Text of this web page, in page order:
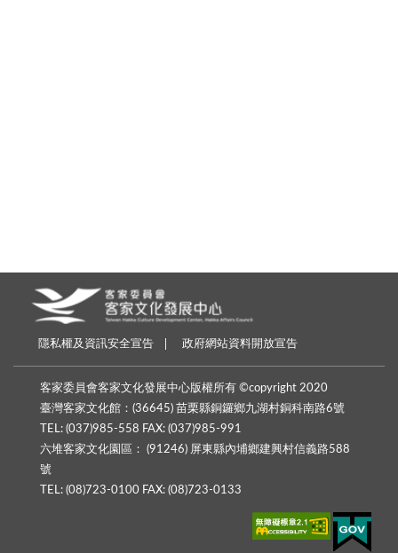
隱私權及資訊安全宣告 政府網站資料開放宣告
客家委員會客家文化發展中心版權所有 ©copyright 2020
臺灣客家文化館：(36645) 苗栗縣銅鑼鄉九湖村銅科南路6號
TEL: (037)985-558 FAX: (037)985-991
六堆客家文化園區： (91246) 屏東縣內埔鄉建興村信義路588
號
TEL: (08)723-0100 FAX: (08)723-0133